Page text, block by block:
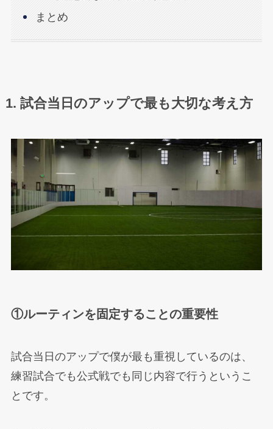
まとめ
1. 試合当日のアップで最も大切な考え方
①ルーティンを固定することの重要性
試合当日のアップで僕が最も重視しているのは、
練習試合でも公式戦でも同じ内容で行うというこ
とです。